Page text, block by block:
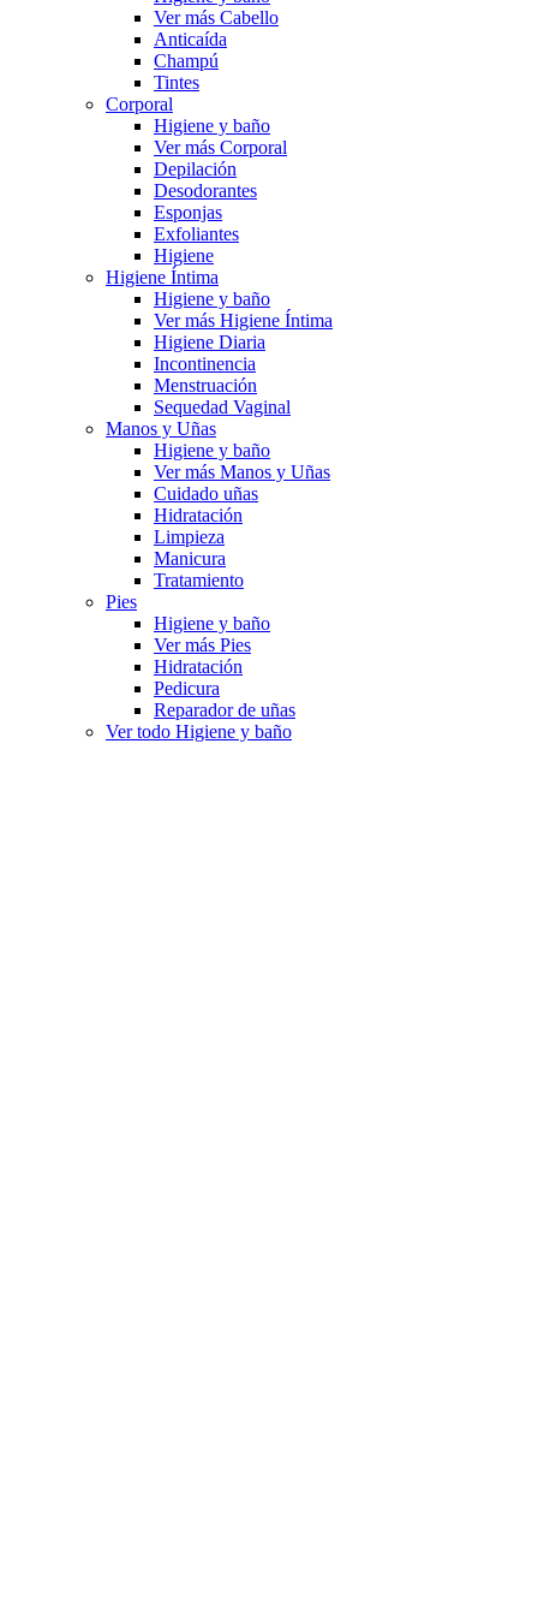
Ver más Cabello
Anticaída
Champú
Tintes
Corporal
Higiene y baño
Ver más Corporal
Depilación
Desodorantes
Esponjas
Exfoliantes
Higiene
Higiene Íntima
Higiene y baño
Ver más Higiene Íntima
Higiene Diaria
Incontinencia
Menstruación
Sequedad Vaginal
Manos y Uñas
Higiene y baño
Ver más Manos y Uñas
Cuidado uñas
Hidratación
Limpieza
Manicura
Tratamiento
Pies
Higiene y baño
Ver más Pies
Hidratación
Pedicura
Reparador de uñas
Ver todo Higiene y baño